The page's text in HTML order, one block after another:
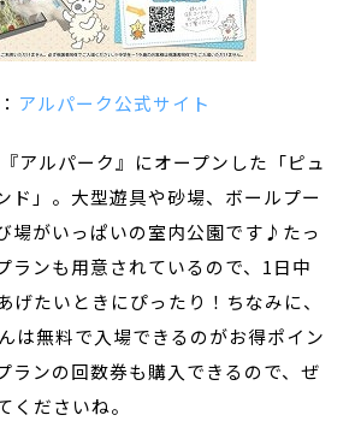
アルパーク公式サイト
アルパーク』にオープンした「ピュ
ド」。大型遊具や砂場、ボールプー
場がいっぱいの室内公園です♪たっ
ランも用意されているので、1日中
げたいときにぴったり！ちなみに、
は無料で入場できるのがお得ポイン
ランの回数券も購入できるので、ぜ
くださいね。